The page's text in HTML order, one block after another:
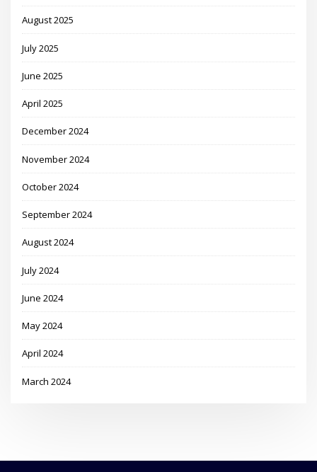
August 2025
July 2025
June 2025
April 2025
December 2024
November 2024
October 2024
September 2024
August 2024
July 2024
June 2024
May 2024
April 2024
March 2024